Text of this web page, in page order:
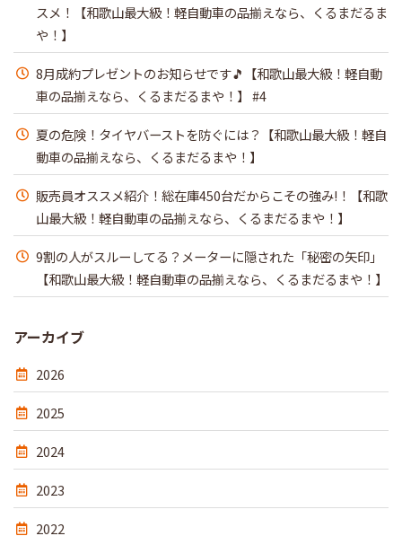
スメ！【和歌山最大級！軽自動車の品揃えなら、くるまだるま
や！】
8月成約プレゼントのお知らせです🎵【和歌山最大級！軽自動
車の品揃えなら、くるまだるまや！】 #4
夏の危険！タイヤバーストを防ぐには？【和歌山最大級！軽自
動車の品揃えなら、くるまだるまや！】
販売員オススメ紹介！総在庫450台だからこその強み!！【和歌
山最大級！軽自動車の品揃えなら、くるまだるまや！】
9割の人がスルーしてる？メーターに隠された「秘密の矢印」
【和歌山最大級！軽自動車の品揃えなら、くるまだるまや！】
アーカイブ
2026
2025
2024
2023
2022